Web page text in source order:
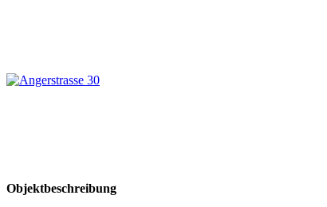
Objektbeschreibung